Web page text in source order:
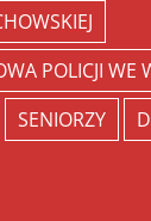
POLICJI WE
SENIORZY